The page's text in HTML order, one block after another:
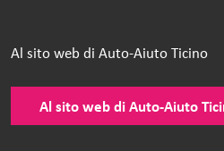
Al sito web di Auto-Aiuto Ticino
Al sito web di Auto-Aiuto